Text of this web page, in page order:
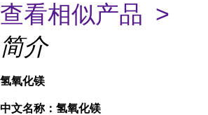
查看相似产品 >
简介
氢氧化镁
中文名称：氢氧化镁